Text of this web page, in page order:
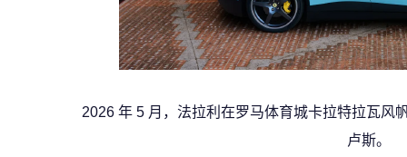
2026 年 5 月，法拉利在罗马体育城卡拉特拉瓦风
卢斯。